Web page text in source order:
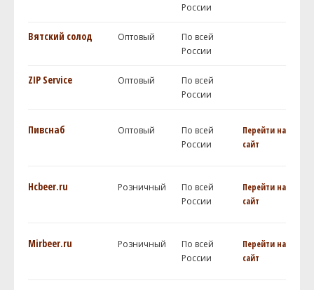
России
Вятский солод Оптовый
По всей
России
ZIP Service Оптовый
По всей
России
Пивснаб Оптовый
По всей
России
Перейти на
сайт
Hcbeer.ru Розничный
По всей
России
Перейти на
сайт
Mirbeer.ru Розничный
По всей
России
Перейти на
сайт